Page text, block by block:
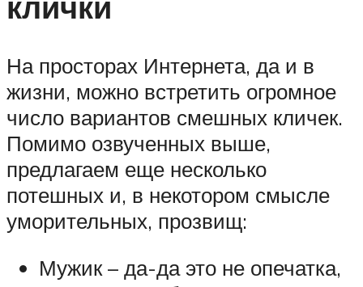
На просторах Интернета, да и в
жизни, можно встретить огромное
число вариантов смешных кличек.
Помимо озвученных выше,
предлагаем еще несколько
потешных и, в некотором смысле
уморительных, прозвищ:
Мужик – да-да это не опечатка,